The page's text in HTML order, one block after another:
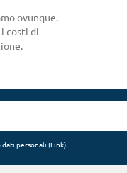
ovunque.
i costi di
personali (Link)